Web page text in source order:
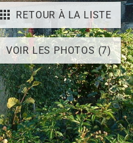
VOIR LES PHOTOS (7)
RETOUR À LA LISTE